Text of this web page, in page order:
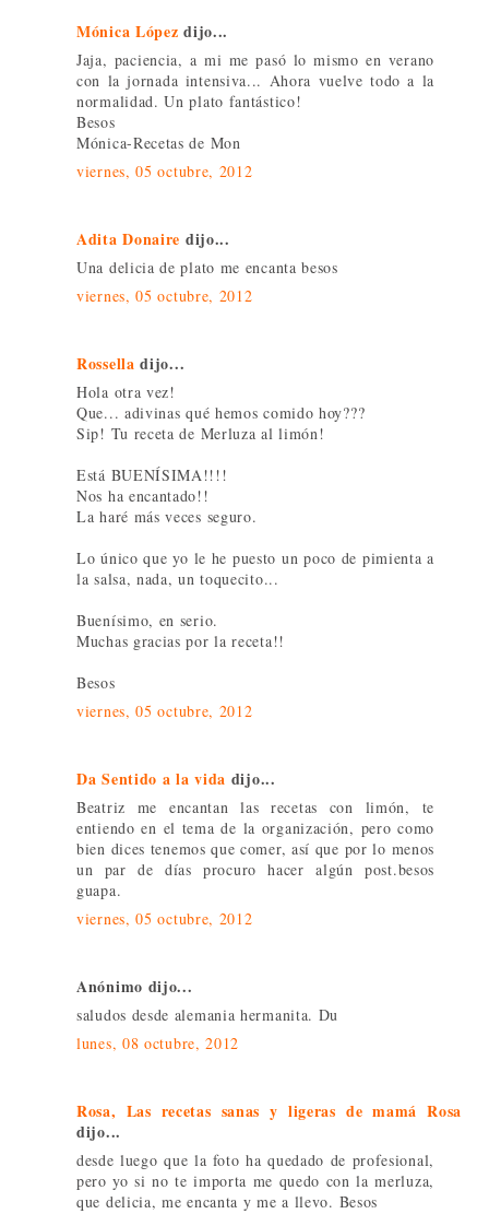
Mónica López dijo...
Jaja, paciencia, a mi me pasó lo mismo en verano
con la jornada intensiva... Ahora vuelve todo a la
normalidad. Un plato fantástico!
Besos
Mónica-Recetas de Mon
viernes, 05 octubre, 2012
Adita Donaire dijo...
Una delicia de plato me encanta besos
viernes, 05 octubre, 2012
Rossella dijo...
Hola otra vez!
Que... adivinas qué hemos comido hoy???
Sip! Tu receta de Merluza al limón!
Está BUENÍSIMA!!!!
Nos ha encantado!!
La haré más veces seguro.
Lo único que yo le he puesto un poco de pimienta a
la salsa, nada, un toquecito...
Buenísimo, en serio.
Muchas gracias por la receta!!
Besos
viernes, 05 octubre, 2012
Da Sentido a la vida dijo...
Beatriz me encantan las recetas con limón, te
entiendo en el tema de la organización, pero como
bien dices tenemos que comer, así que por lo menos
un par de días procuro hacer algún post.besos
guapa.
viernes, 05 octubre, 2012
Anónimo dijo...
saludos desde alemania hermanita. Du
lunes, 08 octubre, 2012
Rosa, Las recetas sanas y ligeras de mamá Rosa
dijo...
desde luego que la foto ha quedado de profesional,
pero yo si no te importa me quedo con la merluza,
que delicia, me encanta y me a llevo. Besos